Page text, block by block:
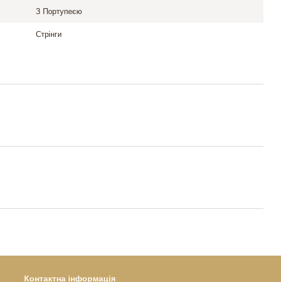
З Портупеєю
Стрінги
Контактна інформація